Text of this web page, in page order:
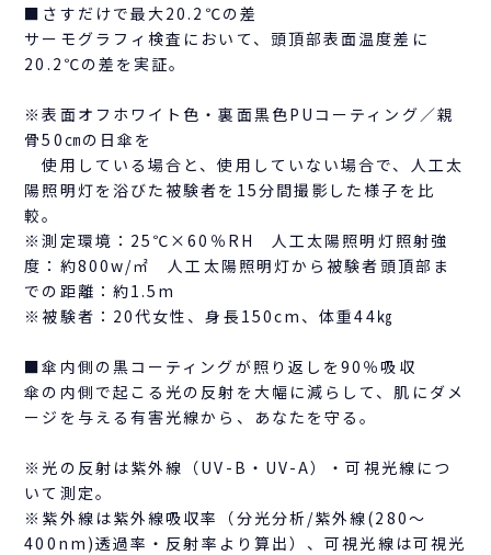
■さすだけで最大20.2℃の差
サーモグラフィ検査において、頭頂部表面温度差に
20.2℃の差を実証。
※表面オフホワイト色・裏面黒色PUコーティング／親
骨50㎝の日傘を
使用している場合と、使用していない場合で、人工太
陽照明灯を浴びた被験者を15分間撮影した様子を比
較。
※測定環境：25℃×60％RH 人工太陽照明灯照射強
度：約800w/㎡ 人工太陽照明灯から被験者頭頂部ま
での距離：約1.5m
※被験者：20代女性、身長150cm、体重44㎏
■傘内側の黒コーティングが照り返しを90％吸収
傘の内側で起こる光の反射を大幅に減らして、肌にダメ
ージを与える有害光線から、あなたを守る。
※光の反射は紫外線（UV-B・UV-A）・可視光線につ
いて測定。
※紫外線は紫外線吸収率（分光分析/紫外線(280～
400nm)透過率・反射率より算出）、可視光線は可視光